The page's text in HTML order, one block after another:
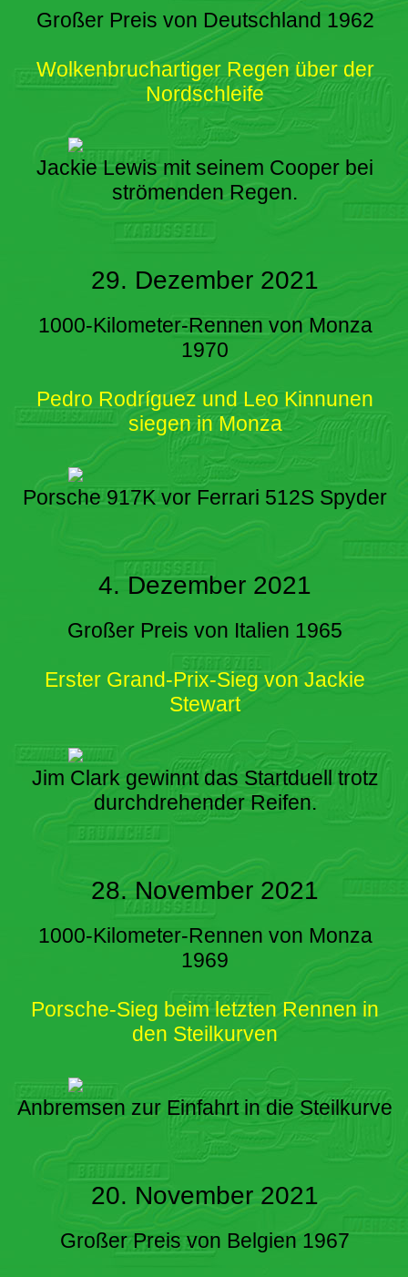
Großer Preis von Deutschland 1962
Wolkenbruchartiger Regen über der
Nordschleife
Jackie Lewis mit seinem Cooper bei
strömenden Regen.
29. Dezember 2021
1000-Kilometer-Rennen von Monza
1970
Pedro Rodríguez und Leo Kinnunen
siegen in Monza
Porsche 917K vor Ferrari 512S Spyder
4. Dezember 2021
Großer Preis von Italien 1965
Erster Grand-Prix-Sieg von Jackie
Stewart
Jim Clark gewinnt das Startduell trotz
durchdrehender Reifen.
28. November 2021
1000-Kilometer-Rennen von Monza
1969
Porsche-Sieg beim letzten Rennen in
den Steilkurven
Anbremsen zur Einfahrt in die Steilkurve
20. November 2021
Großer Preis von Belgien 1967